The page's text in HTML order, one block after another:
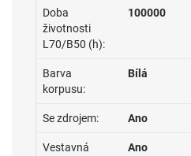
Doba
životnosti
L70/B50 (h):
100000
Barva
korpusu:
Bílá
Se zdrojem: Ano
Vestavná
Ano